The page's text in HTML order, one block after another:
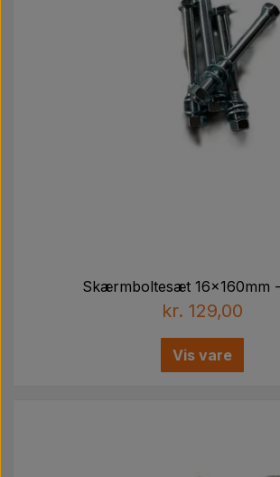
Skærmboltesæt 16x160mm
kr. 129,00
Vis vare